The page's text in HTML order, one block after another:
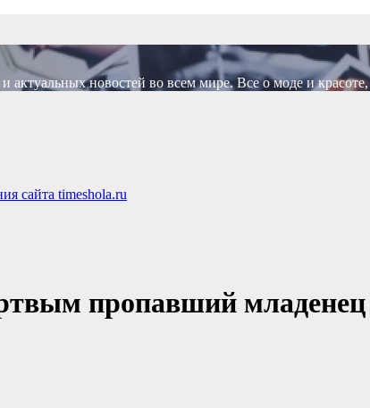
новостей во всем мире. Все о моде и
сайта timeshola.ru
пропавший младенец